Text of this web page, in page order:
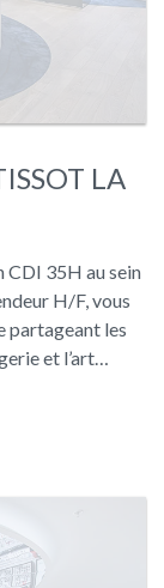
LA
CDI 35H au sein
H/F, vous
partageant les
et l’art…